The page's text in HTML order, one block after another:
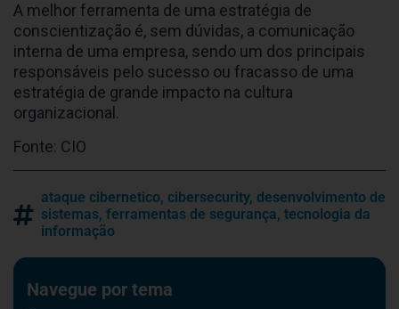
A melhor ferramenta de uma estratégia de
conscientização é, sem dúvidas, a comunicação
interna de uma empresa, sendo um dos principais
responsáveis pelo sucesso ou fracasso de uma
estratégia de grande impacto na cultura
organizacional.
Fonte: CIO
ataque cibernetico, cibersecurity, desenvolvimento de
sistemas, ferramentas de segurança, tecnologia da
informação
Navegue por tema